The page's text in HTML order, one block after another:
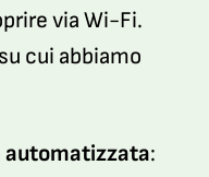
via Wi-Fi.
cui abbiamo
automatizzata: